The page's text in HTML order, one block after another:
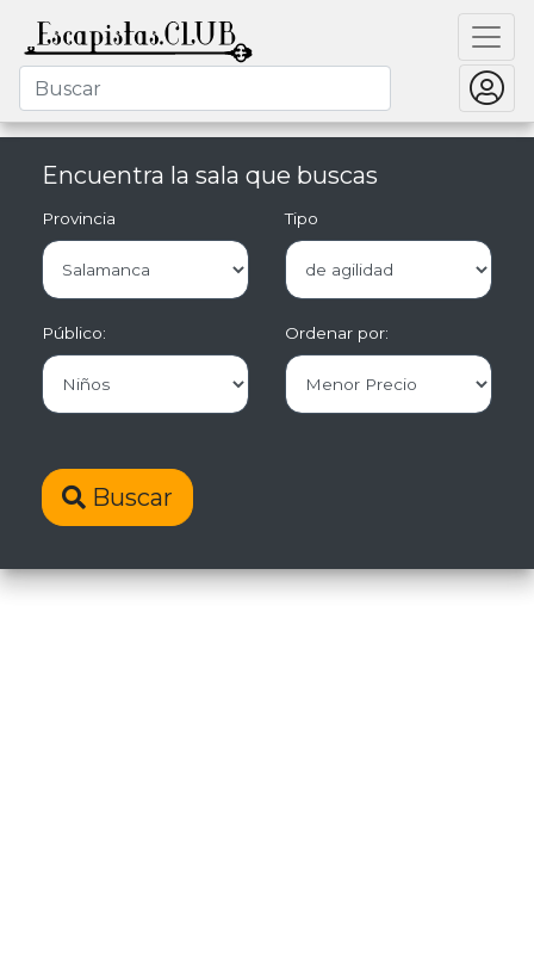
Encuentra la sala que buscas
Provincia Tipo
Público: Ordenar por:
Buscar